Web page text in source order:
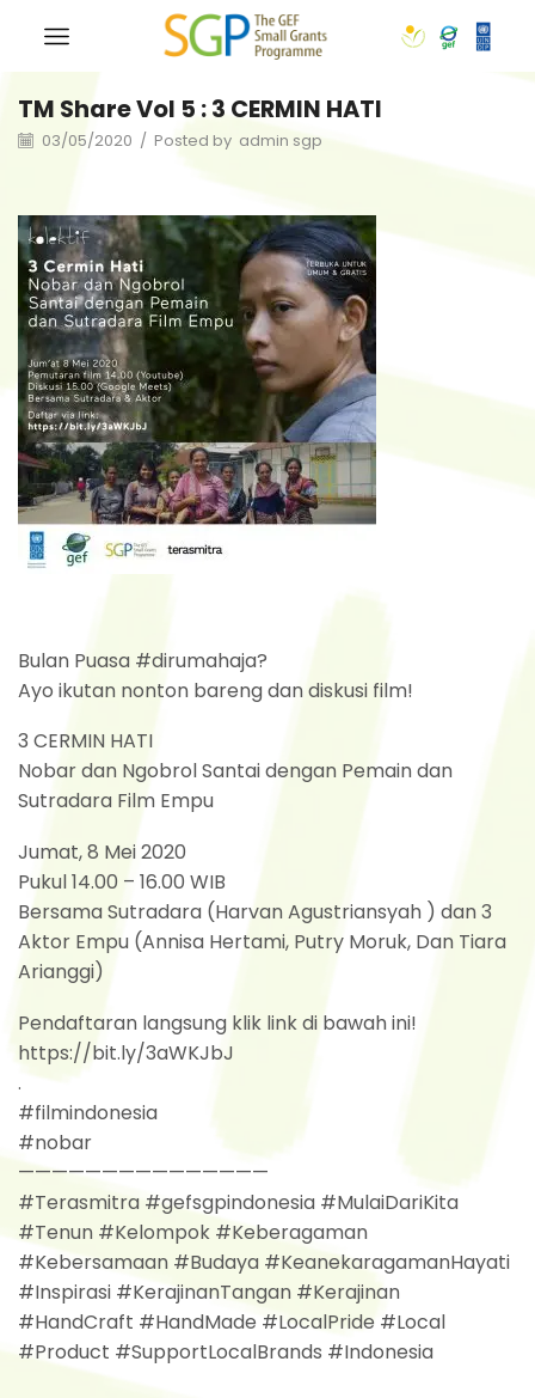
TM Share Vol 5 : 3 CERMIN HATI
03/05/2020 / Posted by admin sgp
Bulan Puasa #dirumahaja?
Ayo ikutan nonton bareng dan diskusi film!
3 CERMIN HATI
Nobar dan Ngobrol Santai dengan Pemain dan
Sutradara Film Empu
Jumat, 8 Mei 2020
Pukul 14.00 – 16.00 WIB
Bersama Sutradara (Harvan Agustriansyah ) dan 3
Aktor Empu (Annisa Hertami, Putry Moruk, Dan Tiara
Arianggi)
Pendaftaran langsung klik link di bawah ini!
https://bit.ly/3aWKJbJ
.
#filmindonesia
#nobar
———————————————
#Terasmitra #gefsgpindonesia #MulaiDariKita
#Tenun #Kelompok #Keberagaman
#Kebersamaan #Budaya #KeanekaragamanHayati
#Inspirasi #KerajinanTangan #Kerajinan
#HandCraft #HandMade #LocalPride #Local
#Product #SupportLocalBrands #Indonesia